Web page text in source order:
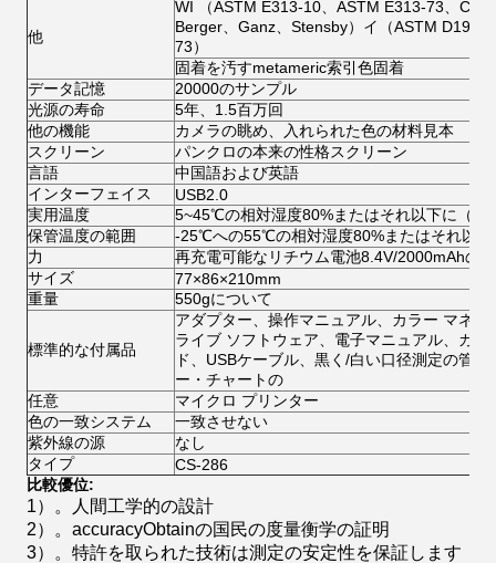
他
WI （ASTM E313-10、ASTM E313-73、CIE/
Berger、Ganz、Stensby）イ（ASTM
73）
固着を汚すmetameric索引色固着
データ記憶
20000のサンプル
光源の寿命
5年、1.5百万回
他の機能
カメラの眺め、入れられた色の材料見本
スクリーン
パンクロの本来の性格スクリーン
言語
中国語および英語
インターフェイス
USB2.0
実用温度
5~45℃の相対湿度80%またはそれ以下に（
保管温度の範囲
-25℃への55℃の相対湿度80%またはそれ以下
力
再充電可能なリチウム電池8.4V/2000mAhの
サイズ
77×86×210mm
重量
550gについて
標準的な付属品
アダプター、操作マニュアル、カラー マネ
ライブ ソフトウェア、電子マニュアル、カ
ド、USBケーブル、黒く/白い口径測定の管
ー・チャートの
任意
マイクロ プリンター
色の一致システム
一致させない
紫外線の源
なし
タイプ
CS-286
比較優位:
1）。人間工学的の設計
2）。accuracyObtainの国民の度量衡学の証明
3）。特許を取られた技術は測定の安定性を保証します